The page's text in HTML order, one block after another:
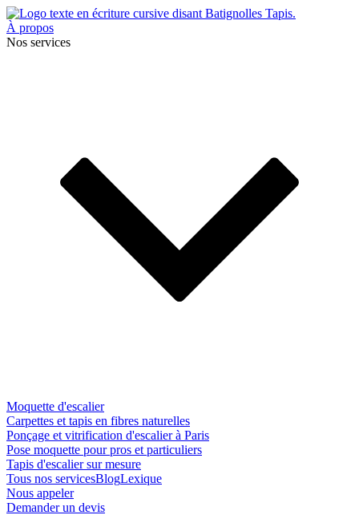
À propos
Nos services
Moquette d'escalier
Carpettes et tapis en fibres naturelles
Ponçage et vitrification d'escalier à Paris
Pose moquette pour pros et particuliers
Tapis d'escalier sur mesure
Tous nos servicesBlogLexique
Nous appeler
Demander un devis